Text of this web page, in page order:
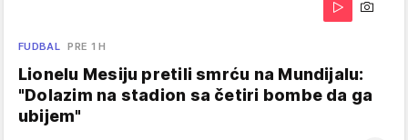
FUDBAL PRE 1 H
Lionelu Mesiju pretili smrću na Mundijalu:
"Dolazim na stadion sa četiri bombe da ga
ubijem"